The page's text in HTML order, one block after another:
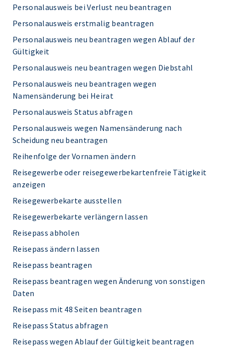
Personalausweis bei Verlust neu beantragen
Personalausweis erstmalig beantragen
Personalausweis neu beantragen wegen Ablauf der
Gültigkeit
Personalausweis neu beantragen wegen Diebstahl
Personalausweis neu beantragen wegen
Namensänderung bei Heirat
Personalausweis Status abfragen
Personalausweis wegen Namensänderung nach
Scheidung neu beantragen
Reihenfolge der Vornamen ändern
Reisegewerbe oder reisegewerbekartenfreie Tätigkeit
anzeigen
Reisegewerbekarte ausstellen
Reisegewerbekarte verlängern lassen
Reisepass abholen
Reisepass ändern lassen
Reisepass beantragen
Reisepass beantragen wegen Änderung von sonstigen
Daten
Reisepass mit 48 Seiten beantragen
Reisepass Status abfragen
Reisepass wegen Ablauf der Gültigkeit beantragen